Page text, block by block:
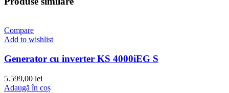
Compare
Add to wishlist
Generator cu inverter KS 4000iEG S
5.599,00 lei
Adaugă în coș